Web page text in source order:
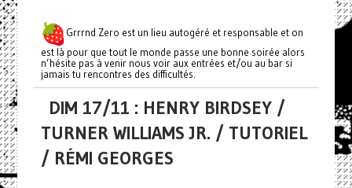
Grrrnd Zero est un lieu autogéré et responsable et on
est là pour que tout le monde passe une bonne soirée alors
n’hésite pas à venir nous voir aux entrées et/ou au bar si
jamais tu rencontres des difficultés.
DIM 17/11 : HENRY BIRDSEY /
TURNER WILLIAMS JR. / TUTORIEL
/ RÉMI GEORGES